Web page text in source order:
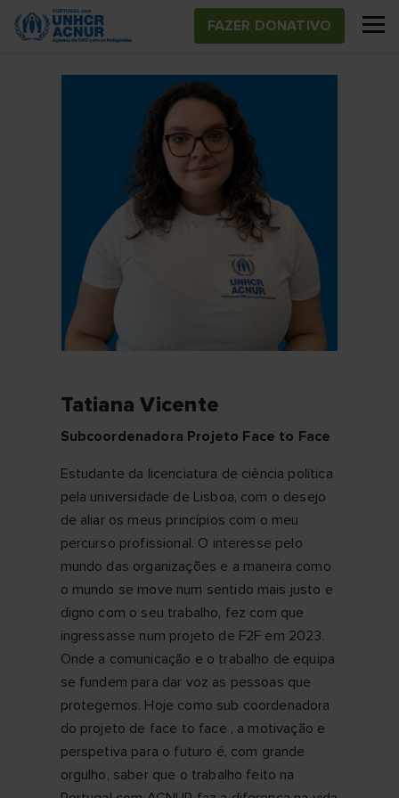
Skip
FAZER DONATIVO
Tatiana Vicente
Subcoordenadora Projeto Face to Face
Estudante da licenciatura de ciência política
pela universidade de Lisboa, com o desejo
de aliar os meus princípios com o meu
percurso profissional. O interesse pelo
mundo das organizações e a maneira como
o mundo se move num sentido mais justo e
digno com o seu trabalho, fez com que
ingressasse num projeto de F2F em 2023.
Onde a comunicação e o trabalho de equipa
se fundem para dar voz as pessoas que
protegemos. Hoje como sub coordenadora
do projeto de face to face , a motivação e
perspetiva para o futuro é, com grande
orgulho, saber que o trabalho feito na